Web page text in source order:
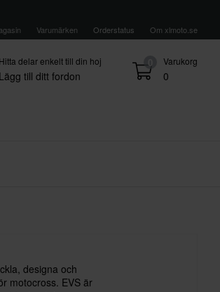
Varumärken Orderstatus Om xlmoto.se
0 Varukorg
0
Hitta delar enkelt till din hoj
Lägg till ditt fordon
designa och
motocross. EVS är